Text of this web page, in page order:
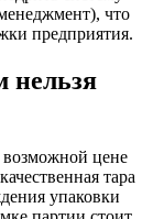
что
предприятия.
нельзя
цене
тара
упаковки